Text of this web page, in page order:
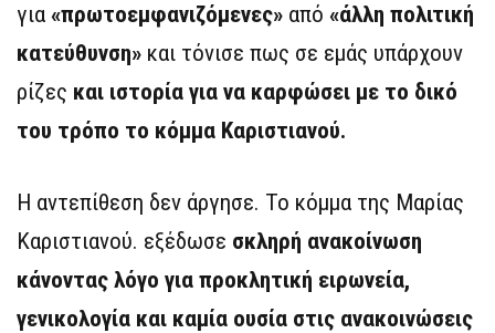
για «πρωτοεμφανιζόμενες» από «άλλη πολιτική
κατεύθυνση» και τόνισε πως σε εμάς υπάρχουν
ρίζες και ιστορία για να καρφώσει με το δικό
του τρόπο το κόμμα Καριστιανού.
Η αντεπίθεση δεν άργησε. Το κόμμα της Μαρίας
Καριστιανού. εξέδωσε σκληρή ανακοίνωση
κάνοντας λόγο για προκλητική ειρωνεία,
γενικολογία και καμία ουσία στις ανακοινώσεις